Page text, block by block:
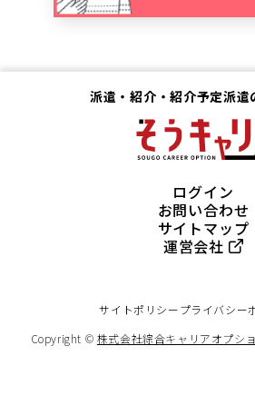
派遣・紹介・紹介予定派遣
ログイン
お問い合わせ
サイトマップ
運営会社
サイトポリシープライバシー
Copyright © 株式会社綜合キャリアオプシ